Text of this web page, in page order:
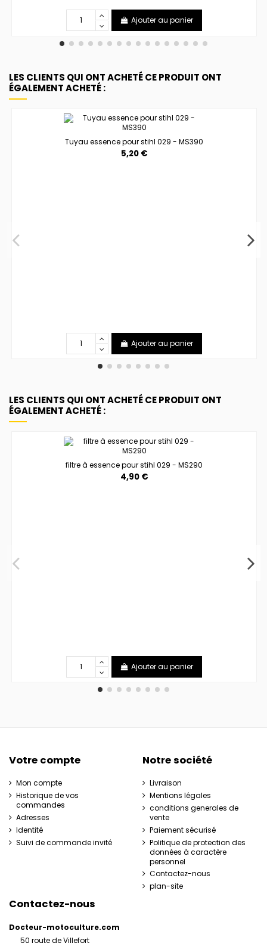
Ajouter au panier
LES CLIENTS QUI ONT ACHETÉ CE PRODUIT ONT
ÉGALEMENT ACHETÉ :
Tuyau essence pour stihl 029 - MS390
5,20 €
Ajouter au panier
LES CLIENTS QUI ONT ACHETÉ CE PRODUIT ONT
ÉGALEMENT ACHETÉ :
filtre à essence pour stihl 029 - MS290
4,90 €
Ajouter au panier
Votre compte
Mon compte
Historique de vos
commandes
Adresses
Identité
Suivi de commande invité
Notre société
Livraison
Mentions légales
conditions generales de
vente
Paiement sécurisé
Politique de protection des
données à caractère
personnel
Contactez-nous
plan-site
Contactez-nous
Docteur-motoculture.com
50 route de Villefort